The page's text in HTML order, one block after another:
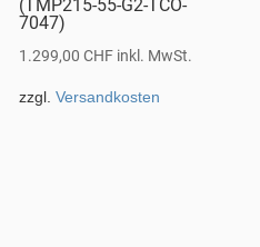
(TMP215-55-G2-TCO-
7047)
1.299,00CHF inkl. MwSt.
zzgl.Versandkosten